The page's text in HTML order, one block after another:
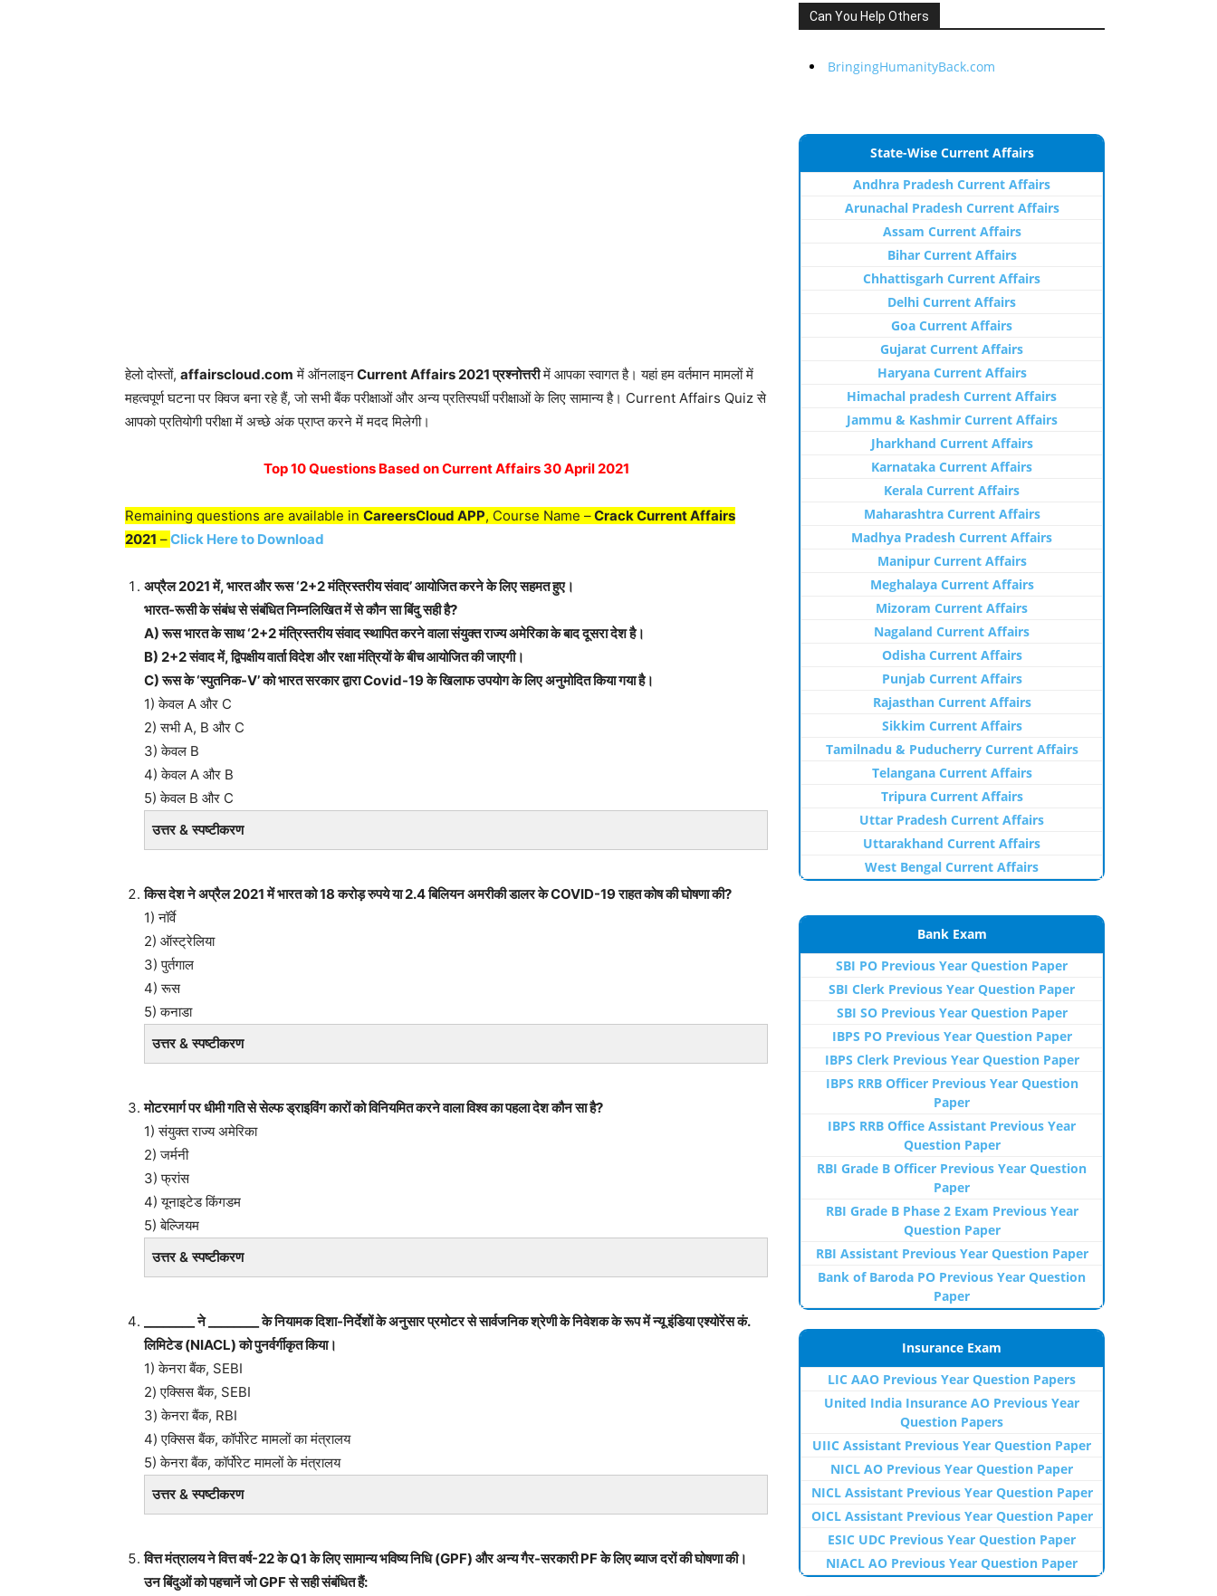
हेलो दोस्तों, affairscloud.com में ऑनलाइनCurrent Affairs 2021 प्रश्नोत्तरीमें आपका स्वागत है। यहां हम वर्तमान मामलों में
महत्वपूर्ण घटना पर क्विज बना रहे हैं, जो सभी बैंक परीक्षाओं और अन्य प्रतिस्पर्धी परीक्षाओं के लिए सामान्य है। Current Affairs Quiz से
आपको प्रतियोगी परीक्षा में अच्छे अंक प्राप्त करने में मदद मिलेगी।
Top 10 Questions Based on Current Affairs 30 April 2021
Remaining questions are available in CareersCloud APP, Course Name –Crack Current Affairs
2021 –Click Here to Download
अप्रैल 2021 में, भारत और रूस ‘2+2 मंत्रिस्तरीय संवाद’ आयोजित करने के लिए सहमत हुए।
भारत-रूसी के संबंध से संबंधित निम्नलिखित में से कौन सा बिंदु सही है?
A) रूस भारत के साथ ‘2+2 मंत्रिस्तरीय संवाद स्थापित करने वाला संयुक्त राज्य अमेरिका के बाद दूसरा देश है।
B) 2+2 संवाद में, द्विपक्षीय वार्ता विदेश और रक्षा मंत्रियों के बीच आयोजित की जाएगी।
C) रूस के ‘स्पुतनिक-V’ को भारत सरकार द्वारा Covid-19 के खिलाफ उपयोग के लिए अनुमोदित किया गया है।
1) केवल A और C
2) सभी A, B और C
3) केवल B
4) केवल A और B
5) केवल B और C
उत्तर & स्पष्टीकरण
किस देश ने अप्रैल 2021 में भारत को 18 करोड़ रुपये या 2.4 बिलियन अमरीकी डालर के COVID-19 राहत कोष की घोषणा की?
1) नॉर्वे
2) ऑस्ट्रेलिया
3) पुर्तगाल
4) रूस
5) कनाडा
उत्तर & स्पष्टीकरण
मोटरमार्ग पर धीमी गति से सेल्फ ड्राइविंग कारों को विनियमित करने वाला विश्व का पहला देश कौन सा है?
1) संयुक्त राज्य अमेरिका
2) जर्मनी
3) फ्रांस
4) यूनाइटेड किंगडम
5) बेल्जियम
उत्तर & स्पष्टीकरण
________ ने ________ के नियामक दिशा-निर्देशों के अनुसार प्रमोटर से सार्वजनिक श्रेणी के निवेशक के रूप में न्यू इंडिया एश्योरेंस कं.
लिमिटेड (NIACL) को पुनर्वर्गीकृत किया।
1) केनरा बैंक, SEBI
2) एक्सिस बैंक, SEBI
3) केनरा बैंक, RBI
4) एक्सिस बैंक, कॉर्पोरेट मामलों का मंत्रालय
5) केनरा बैंक, कॉर्पोरेट मामलों के मंत्रालय
उत्तर & स्पष्टीकरण
वित्त मंत्रालय ने वित्त वर्ष-22 के Q1 के लिए सामान्य भविष्य निधि (GPF) और अन्य गैर-सरकारी PF के लिए ब्याज दरों की घोषणा की।
उन बिंदुओं को पहचानें जो GPF से सही संबंधित हैं:
Can You Help Others
BringingHumanityBack.com
State-Wise Current Affairs
Andhra Pradesh Current Affairs
Arunachal Pradesh Current Affairs
Assam Current Affairs
Bihar Current Affairs
Chhattisgarh Current Affairs
Delhi Current Affairs
Goa Current Affairs
Gujarat Current Affairs
Haryana Current Affairs
Himachal pradesh Current Affairs
Jammu & Kashmir Current Affairs
Jharkhand Current Affairs
Karnataka Current Affairs
Kerala Current Affairs
Maharashtra Current Affairs
Madhya Pradesh Current Affairs
Manipur Current Affairs
Meghalaya Current Affairs
Mizoram Current Affairs
Nagaland Current Affairs
Odisha Current Affairs
Punjab Current Affairs
Rajasthan Current Affairs
Sikkim Current Affairs
Tamilnadu & Puducherry Current Affairs
Telangana Current Affairs
Tripura Current Affairs
Uttar Pradesh Current Affairs
Uttarakhand Current Affairs
West Bengal Current Affairs
Bank Exam
SBI PO Previous Year Question Paper
SBI Clerk Previous Year Question Paper
SBI SO Previous Year Question Paper
IBPS PO Previous Year Question Paper
IBPS Clerk Previous Year Question Paper
IBPS RRB Officer Previous Year Question
Paper
IBPS RRB Office Assistant Previous Year
Question Paper
RBI Grade B Officer Previous Year Question
Paper
RBI Grade B Phase 2 Exam Previous Year
Question Paper
RBI Assistant Previous Year Question Paper
Bank of Baroda PO Previous Year Question
Paper
Insurance Exam
LIC AAO Previous Year Question Papers
United India Insurance AO Previous Year
Question Papers
UIIC Assistant Previous Year Question Paper
NICL AO Previous Year Question Paper
NICL Assistant Previous Year Question Paper
OICL Assistant Previous Year Question Paper
ESIC UDC Previous Year Question Paper
NIACL AO Previous Year Question Paper